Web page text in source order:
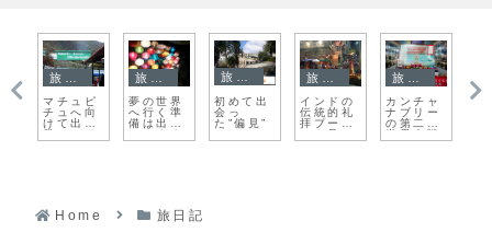
マチュピ
チュへ向
けて出
発！オリ
ャンタイ
夢の世界
へ行く準
備は出来
ています
か？
旅日記
初めて出
会っ
た”偏見”
インドの
伝統的礼
拝プージ
ャを見る
カンチャ
ナブリー
の第二次
世界大戦
博物館へ
南
Home 旅日記